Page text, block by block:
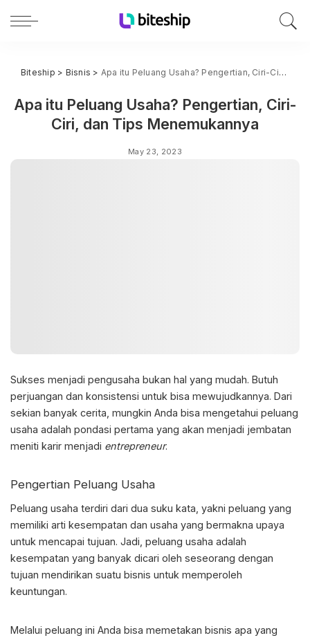
Biteship > Bisnis > Apa itu Peluang Usaha? Pengertian, Ciri-Ciri, dan Tips Menemukannya
Apa itu Peluang Usaha? Pengertian, Ciri-
Ciri, dan Tips Menemukannya
May 23, 2023
Sukses menjadi pengusaha bukan hal yang mudah. Butuh
perjuangan dan konsistensi untuk bisa mewujudkannya. Dari
sekian banyak cerita, mungkin Anda bisa mengetahui peluang
usaha adalah pondasi pertama yang akan menjadi jembatan
meniti karir menjadi entrepreneur.
Pengertian Peluang Usaha
Peluang usaha terdiri dari dua suku kata, yakni peluang yang
memiliki arti kesempatan dan usaha yang bermakna upaya
untuk mencapai tujuan. Jadi, peluang usaha adalah
kesempatan yang banyak dicari oleh seseorang dengan
tujuan mendirikan suatu bisnis untuk memperoleh
keuntungan.
Melalui peluang ini Anda bisa memetakan bisnis apa yang